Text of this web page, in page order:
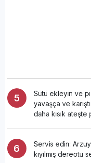
Sütü ekleyin ve
yavaşça ve
daha kısık
Servis edin:
kıyılmış dereotu